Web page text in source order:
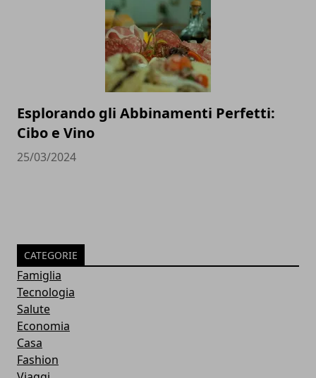
Esplorando gli Abbinamenti Perfetti:
Cibo e Vino
25/03/2024
CATEGORIE
Famiglia
Tecnologia
Salute
Economia
Casa
Fashion